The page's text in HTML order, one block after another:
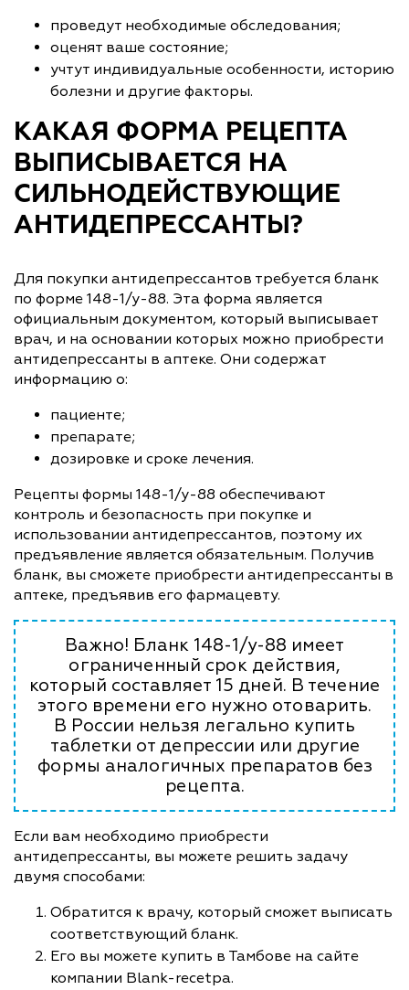
проведут необходимые обследования;
оценят ваше состояние;
учтут индивидуальные особенности, историю
болезни и другие факторы.
КАКАЯ ФОРМА РЕЦЕПТА
ВЫПИСЫВАЕТСЯ НА
СИЛЬНОДЕЙСТВУЮЩИЕ
АНТИДЕПРЕССАНТЫ?
Для покупки антидепрессантов требуется бланк
по форме 148-1/у-88. Эта форма является
официальным документом, который выписывает
врач, и на основании которых можно приобрести
антидепрессанты в аптеке. Они содержат
информацию о:
пациенте;
препарате;
дозировке и сроке лечения.
Рецепты формы 148-1/у-88 обеспечивают
контроль и безопасность при покупке и
использовании антидепрессантов, поэтому их
предъявление является обязательным. Получив
бланк, вы сможете приобрести антидепрессанты в
аптеке, предъявив его фармацевту.
Важно! Бланк 148-1/у-88 имеет
ограниченный срок действия,
который составляет 15 дней. В течение
этого времени его нужно отоварить.
В России нельзя легально купить
таблетки от депрессии или другие
формы аналогичных препаратов без
рецепта.
Если вам необходимо приобрести
антидепрессанты, вы можете решить задачу
двумя способами:
Обратится к врачу, который сможет выписать
соответствующий бланк.
Его вы можете купить в Тамбове на сайте
компании Blank-recetpa.